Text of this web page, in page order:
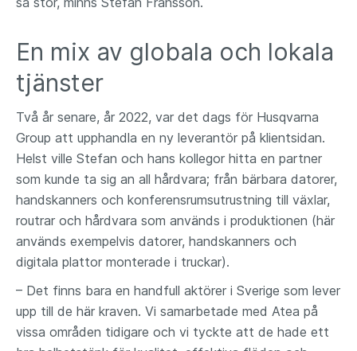
En mix av globala och lokala
tjänster
Två år senare, år 2022, var det dags för Husqvarna
Group att upphandla en ny leverantör på klientsidan.
Helst ville Stefan och hans kollegor hitta en partner
som kunde ta sig an all hårdvara; från bärbara datorer,
handskanners och konferensrumsutrustning till växlar,
routrar och hårdvara som används i produktionen (här
används exempelvis datorer, handskanners och
digitala plattor monterade i truckar).
– Det finns bara en handfull aktörer i Sverige som lever
upp till de här kraven. Vi samarbetade med Atea på
vissa områden tidigare och vi tyckte att de hade ett